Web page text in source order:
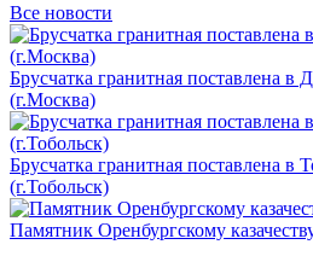
Все новости
Брусчатка гранитная поставлена в
(г.Москва)
Брусчатка гранитная поставлена в
(г.Тобольск)
Памятник Оренбургскому